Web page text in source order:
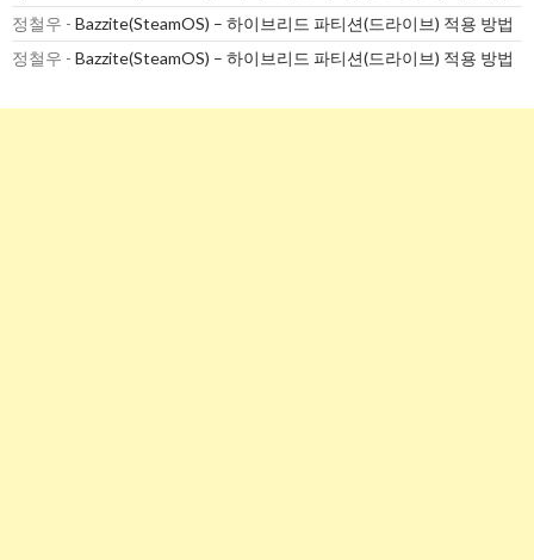
정철우 - Bazzite(SteamOS) – 하이브리드 파티션(드라이브) 적용 방법
정철우 - Bazzite(SteamOS) – 하이브리드 파티션(드라이브) 적용 방법